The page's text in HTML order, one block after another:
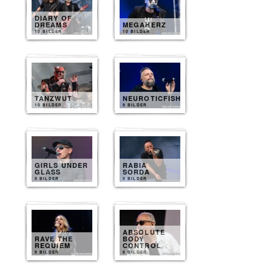
DIARY OF
DREAMS
10 BILDER
MEGAHERZ
10 BILDER
TANZWUT
10 BILDER
NEUROTICFISH
9 BILDER
GIRLS UNDER
GLASS
9 BILDER
RABIA
SORDA
9 BILDER
RAVE THE
REQUIEM
9 BILDER
ABSOLUTE
BODY
CONTROL
8 BILDER